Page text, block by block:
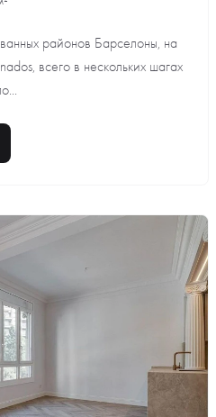
районов Барселоны, на
всего в нескольких шагах